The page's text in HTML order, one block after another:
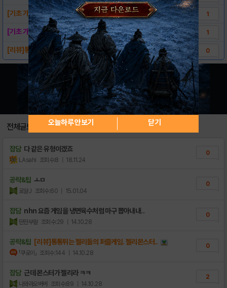
[기초 가이드] 아이템 가이드 1
[기초 가이드] 캐릭터 가이드 1
[리뷰]통통튀는 젤리들의 퍼즐게임. 젤리몬스터.. 0
전체글보기
잡담 다 같은 유형이겠죠
LAsahi 조회수:8 | 18.11.24
0
공략&팁 ㅗㅁ
로얄J 조회수:60 | 15.01.04
0
잡담 nhn 요즘 게임을 냉면육수처럼 마구 뽑아내내..
딴딴부랄 조회수:29 | 14.10.28
0
공략&팁 [리뷰]통통튀는 젤리들의 퍼즐게임. 젤리몬스터..
「쿠로이」 조회수:144 | 14.10.28
0
잡담 근데 몬스터가 젤리라 ㅋㅋ
나와라오버버 조회수:89 | 14.10.28
2
오늘하루 안보기 닫기